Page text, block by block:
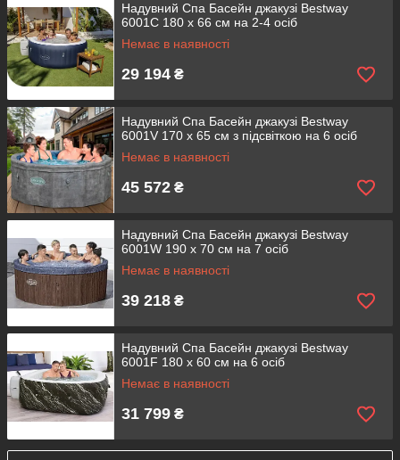
Надувний Спа Басейн джакузі Bestway
6001C 180 х 66 см на 2-4 осіб
Немає в наявності
29 194 ₴
Надувний Спа Басейн джакузі Bestway
6001V 170 х 65 см з підсвіткою на 6 осіб
Немає в наявності
45 572 ₴
Надувний Спа Басейн джакузі Bestway
6001W 190 х 70 см на 7 осіб
Немає в наявності
39 218 ₴
Надувний Спа Басейн джакузі Bestway
6001F 180 х 60 см на 6 осіб
Немає в наявності
31 799 ₴